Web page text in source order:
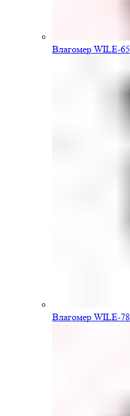
Влагомер WILE-65
Влагомер WILE-78